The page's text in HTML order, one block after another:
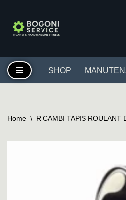
Vai
SHOP
Home \ RICAMBI TAPIS ROULANT